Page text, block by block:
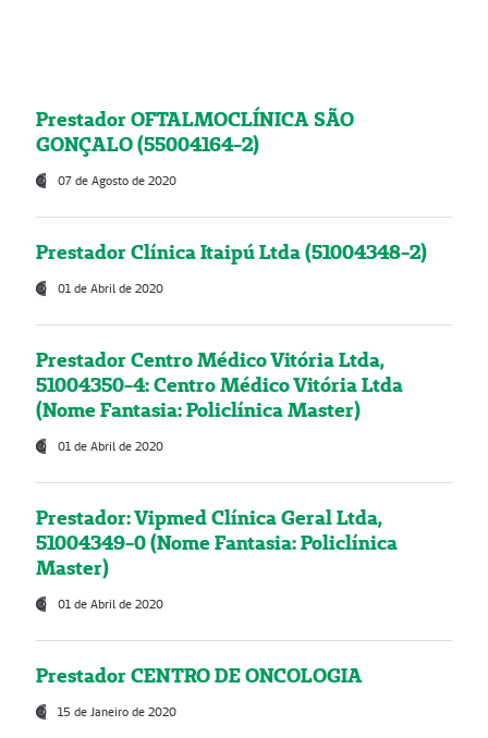
Prestador OFTALMOCLÍNICA SÃO
GONÇALO (55004164-2)
07 de Agosto de 2020
Prestador Clínica Itaipú Ltda (51004348-2)
01 de Abril de 2020
Prestador Centro Médico Vitória Ltda,
51004350-4: Centro Médico Vitória Ltda
(Nome Fantasia: Policlínica Master)
01 de Abril de 2020
Prestador: Vipmed Clínica Geral Ltda,
51004349-0 (Nome Fantasia: Policlínica
Master)
01 de Abril de 2020
Prestador CENTRO DE ONCOLOGIA
15 de Janeiro de 2020